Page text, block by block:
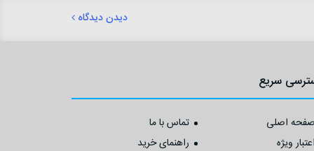
دیدن دیدگاه
سریع
صفحه اصلی
تماس با ما
اعتبار ویژه
راهنمای خرید